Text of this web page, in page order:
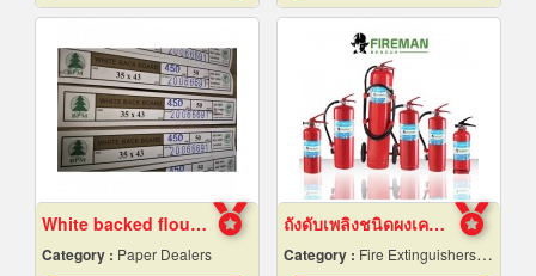
White backed flour box paper
Category : Paper Dealers
ถังดับเพลิงชนิดผงเคมีแห้ง
Category : Fire Extinguishers & Equipment